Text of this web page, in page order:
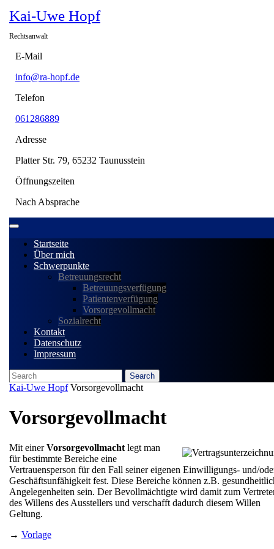
Skip
to
content
Kai-Uwe Hopf
Rechtsanwalt
E-Mail
info@ra-hopf.deinfo@ra-
Telefon
061286889061286889
Adresse
Platter Str. 79, 65232 Taunusstein
Öffnungszeiten
Nach Absprache
Open
MenuStartseite
Über mich
Schwerpunkte
Betreuungsrecht
Betreuungsverfügung
Patientenverfügung
Vorsorgevollmacht
Sozialrecht
Kontakt
Datenschutz
Impressum
Search
for:
Close
Kai-Uwe Hopf Vorsorgevollmacht
Vorsorgevollmacht
Mit einerVorsorgevollmacht legt man
für bestimmte Bereiche eine
Vertrauensperson für den Fall seiner eigenen Einwilligungs- und/
Geschäftsunfähigkeit fest. Diese Bereiche können z.B.
Angelegenheiten sein. Der Bevollmächtigte wird damit zum
des Willens des Ausstellers und verschafft dadurch diesem Willen
Geltung.
→ Vorlage